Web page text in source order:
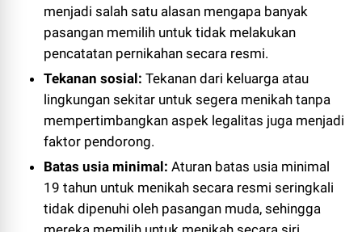
menjadi salah satu alasan mengapa banyak
pasangan memilih untuk tidak melakukan
pencatatan pernikahan secara resmi.
Tekanan sosial: Tekanan dari keluarga atau
lingkungan sekitar untuk segera menikah tanpa
mempertimbangkan aspek legalitas juga menjadi
faktor pendorong.
Batas usia minimal: Aturan batas usia minimal
19 tahun untuk menikah secara resmi seringkali
tidak dipenuhi oleh pasangan muda, sehingga